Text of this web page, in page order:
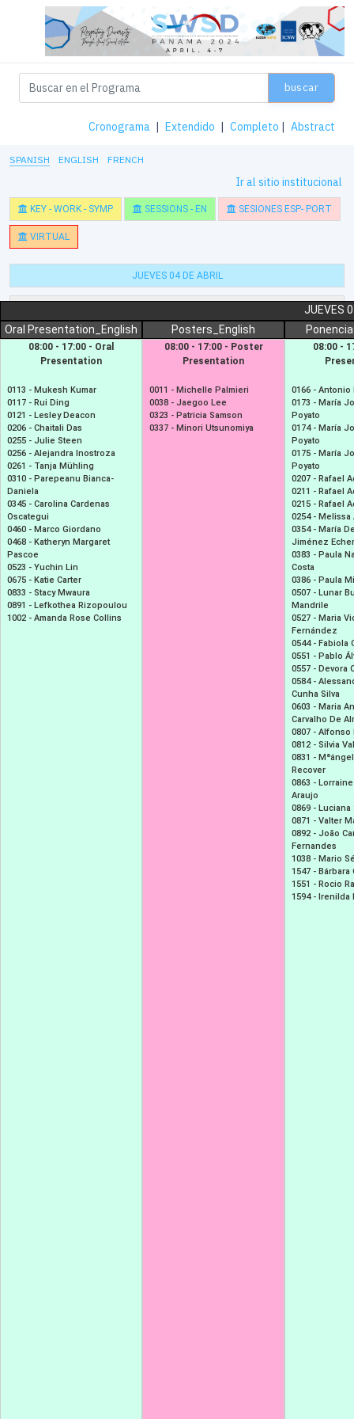
buscar
Cronograma | Extendido | Completo | Abstract
SPANISH ENGLISH FRENCH
Ir al sitio institucional
KEY - WORK - SYMP SESSIONS - EN SESIONES ESP- PORT
VIRTUAL
JUEVES 04 DE ABRIL
SÁBADO 06 DE ABRIL
JUEVES
Oral Presentation_English
08:00 - 17:00 - Oral
Presentation
0113 - Mukesh Kumar
0117 - Rui Ding
0121 - Lesley Deacon
0206 - Chaitali Das
0255 - Julie Steen
0256 - Alejandra Inostroza
0261 - Tanja Mühling
0310 - Parepeanu Bianca-
Daniela
0345 - Carolina Cardenas
Oscategui
0460 - Marco Giordano
0468 - Katheryn Margaret
Pascoe
0523 - Yuchin Lin
0675 - Katie Carter
0833 - Stacy Mwaura
0891 - Lefkothea Rizopoulou
1002 - Amanda Rose Collins
Posters_English
08:00 - 17:00 - Poster
Presentation
0011 - Michelle Palmieri
0038 - Jaegoo Lee
0323 - Patricia Samson
0337 - Minori Utsunomiya
08:00 -
0166 - Antonio
0173 - María
Poyato
0174 - María
Poyato
0175 - María
Poyato
0207 - Rafael
0211 - Rafael
0215 - Rafael
0254 - Melissa
0354 - María
Jiménez
0383 - Paula
Costa
0386 - Paula
0507 - Lunar
Mandrile
0527 - Maria
Fernández
0544 - Fabiola
0551 - Pablo
0557 - Devora
0584 -
Cunha Silva
0603 - Maria
Carvalho De
0807 - Alfonso
0812 - Silvia
0831 -
Recover
0863 -
Araujo
0869 - Luciana
0871 - Valter
0892 - João
Fernandes
1038 - Mario
1547 - Bárbara
1551 - Rocio
1594 - Irenilda